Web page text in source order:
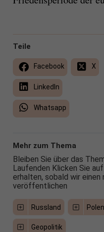
Teile
Facebook X
LinkedIn
Whatsapp
Mehr zum Thema
Bleiben Sie über das
Laufenden Klicken Sie
erhalten, sobald wir
veröffentlichen
Russland Polen
Geopolitik